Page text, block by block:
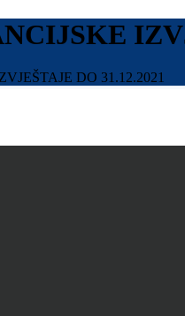
DO 31.12.2021